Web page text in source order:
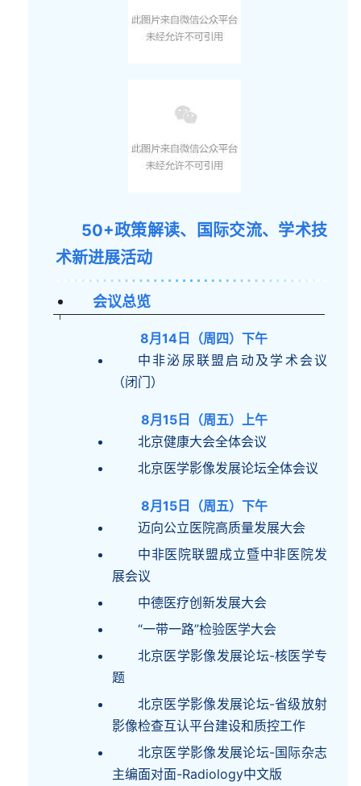
50+政策解读、国际交流、学术技
术新进展活动
会议总览
8月14日（周四）下午
中非泌尿联盟启动及学术会议
（闭门）
8月15日（周五）上午
北京健康大会全体会议
北京医学影像发展论坛全体会议
8月15日（周五）下午
迈向公立医院高质量发展大会
中非医院联盟成立暨中非医院发
展会议
中德医疗创新发展大会
“一带一路”检验医学大会
北京医学影像发展论坛-核医学专
题
北京医学影像发展论坛-省级放射
影像检查互认平台建设和质控工作
北京医学影像发展论坛-国际杂志
主编面对面-Radiology中文版